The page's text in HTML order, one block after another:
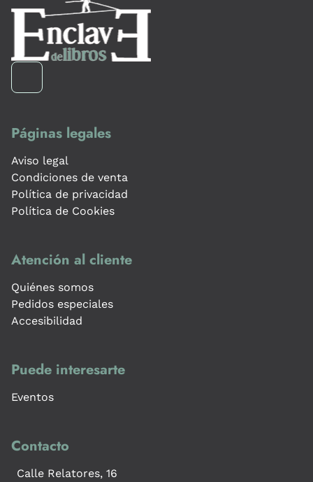
Páginas legales
Aviso legal
Condiciones de venta
Política de privacidad
Política de Cookies
Atención al cliente
Quiénes somos
Pedidos especiales
Accesibilidad
Puede interesarte
Eventos
Contacto
Calle Relatores, 16